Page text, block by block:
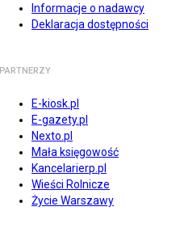
Informacje o nadawcy
Deklaracja dostępności
PARTNERZY
E-kiosk.pl
E-gazety.pl
Nexto.pl
Mała księgowość
Kancelarierp.pl
Wieści Rolnicze
Życie Warszawy